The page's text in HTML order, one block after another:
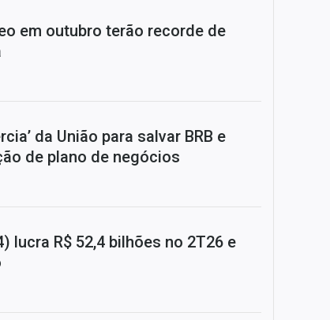
em outubro terão recorde de
da União para salvar BRB e
de plano de negócios
lucra R$ 52,4 bilhões no 2T26 e